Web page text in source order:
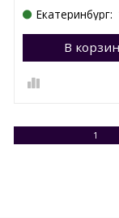
Екатеринбург:
В
1